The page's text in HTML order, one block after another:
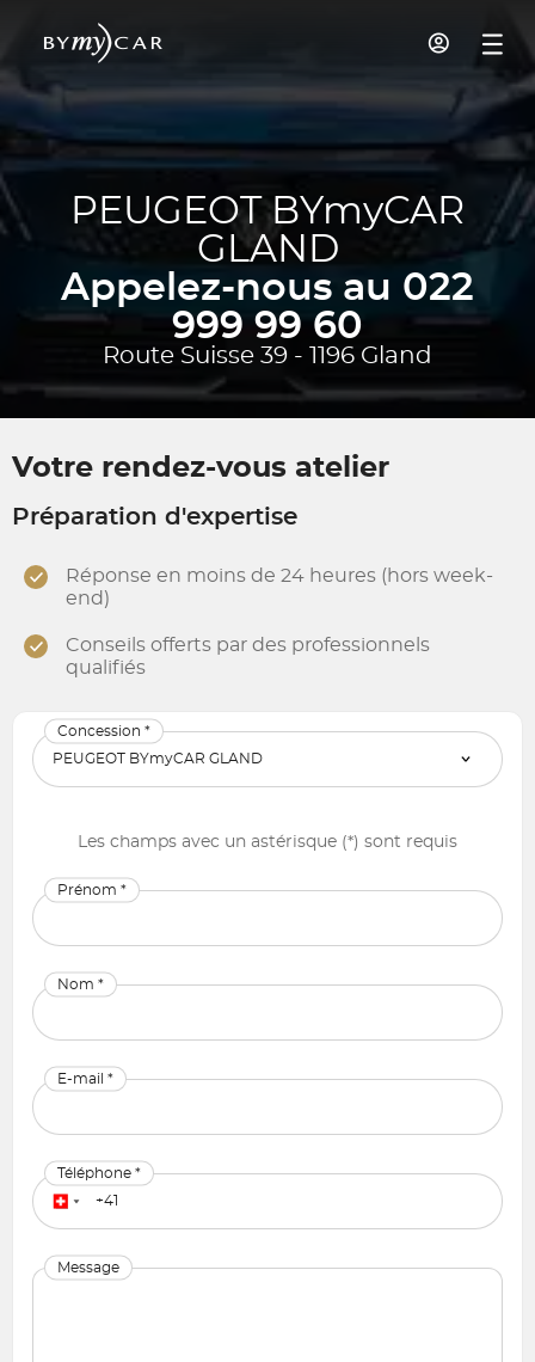
PEUGEOT BYmyCAR
GLAND
Appelez-nous au 022
999 99 60
Route Suisse 39 - 1196 Gland
Votre rendez-vous atelier
Préparation d'expertise
Réponse en moins de 24 heures (hors week-
end)
Conseils offerts par des professionnels
qualifiés
Concession *
Les champs avec un astérisque (*) sont requis
Prénom *
Nom *
E-mail *
Téléphone *
Message